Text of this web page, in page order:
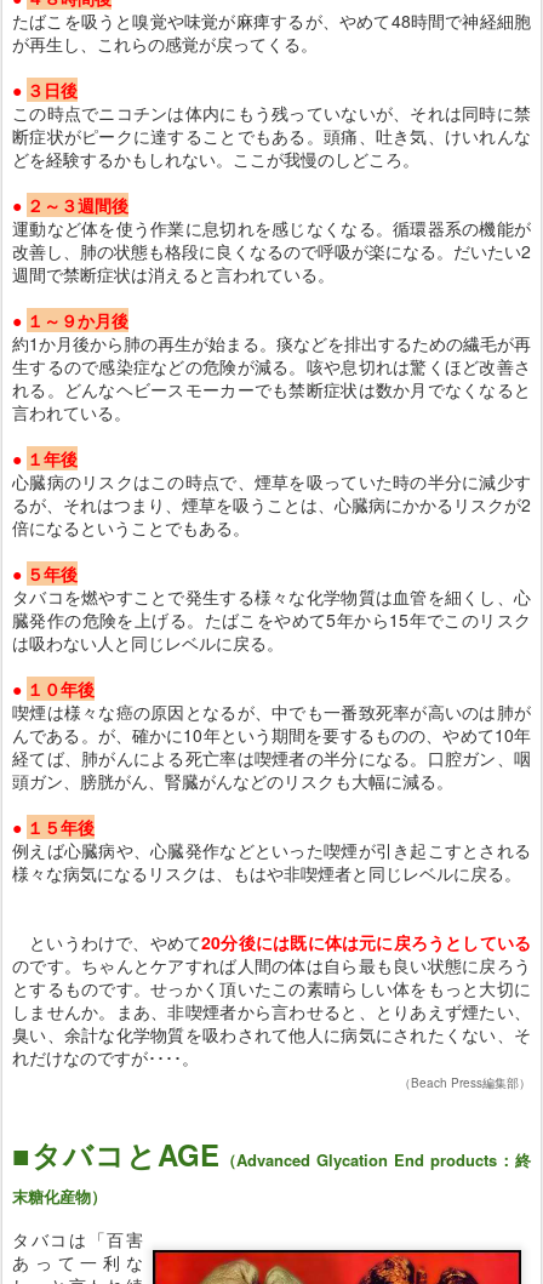
たばこを吸うと嗅覚や味覚が麻痺するが、やめて48時間で神経細胞
が再生し、これらの感覚が戻ってくる。
● ３日後
この時点でニコチンは体内にもう残っていないが、それは同時に禁
断症状がピークに達することでもある。頭痛、吐き気、けいれんな
どを経験するかもしれない。ここが我慢のしどころ。
● ２～３週間後
運動など体を使う作業に息切れを感じなくなる。循環器系の機能が
改善し、肺の状態も格段に良くなるので呼吸が楽になる。だいたい2
週間で禁断症状は消えると言われている。
● １～９か月後
約1か月後から肺の再生が始まる。痰などを排出するための繊毛が再
生するので感染症などの危険が減る。咳や息切れは驚くほど改善さ
れる。どんなヘビースモーカーでも禁断症状は数か月でなくなると
言われている。
● １年後
心臓病のリスクはこの時点で、煙草を吸っていた時の半分に減少す
るが、それはつまり、煙草を吸うことは、心臓病にかかるリスクが2
倍になるということでもある。
● ５年後
タバコを燃やすことで発生する様々な化学物質は血管を細くし、心
臓発作の危険を上げる。たばこをやめて5年から15年でこのリスク
は吸わない人と同じレベルに戻る。
● １０年後
喫煙は様々な癌の原因となるが、中でも一番致死率が高いのは肺が
んである。が、確かに10年という期間を要するものの、やめて10年
経てば、肺がんによる死亡率は喫煙者の半分になる。口腔ガン、咽
頭ガン、膀胱がん、腎臓がんなどのリスクも大幅に減る。
● １５年後
例えば心臓病や、心臓発作などといった喫煙が引き起こすとされる
様々な病気になるリスクは、もはや非喫煙者と同じレベルに戻る。
というわけで、やめて20分後には既に体は元に戻ろうとしている
のです。ちゃんとケアすれば人間の体は自ら最も良い状態に戻ろう
とするものです。せっかく頂いたこの素晴らしい体をもっと大切に
しませんか。まあ、非喫煙者から言わせると、とりあえず煙たい、
臭い、余計な化学物質を吸わされて他人に病気にされたくない、そ
れだけなのですが････。
（Beach Press編集部）
■タバコとAGE （Advanced Glycation End products ：終
末糖化産物）
タバコは「百害
あって一利な